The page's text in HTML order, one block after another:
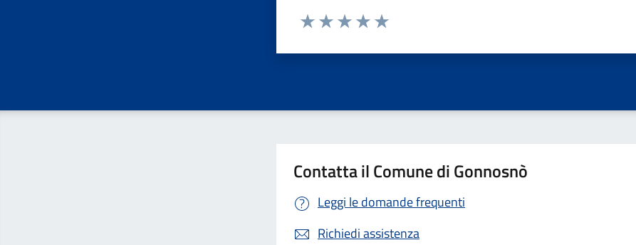
Valuta da 1 a 5 stelle la pagina
Contatta il Comune di Gonnosnò
Leggi le domande frequenti
Richiedi assistenza